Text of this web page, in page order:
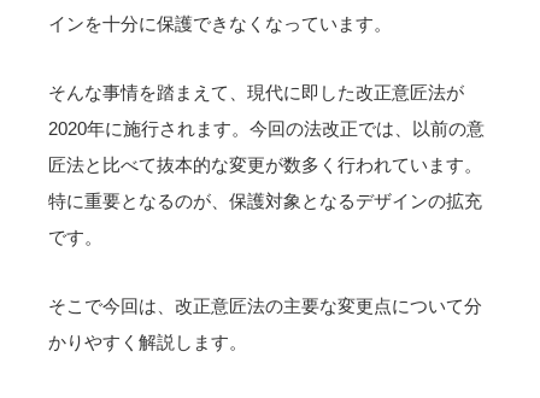
インを十分に保護できなくなっています。
そんな事情を踏まえて、現代に即した改正意匠法が
2020年に施行されます。今回の法改正では、以前の意
匠法と比べて抜本的な変更が数多く行われています。
特に重要となるのが、保護対象となるデザインの拡充
です。
そこで今回は、改正意匠法の主要な変更点について分
かりやすく解説します。